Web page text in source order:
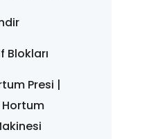
Blokları
Presi |
Hortum